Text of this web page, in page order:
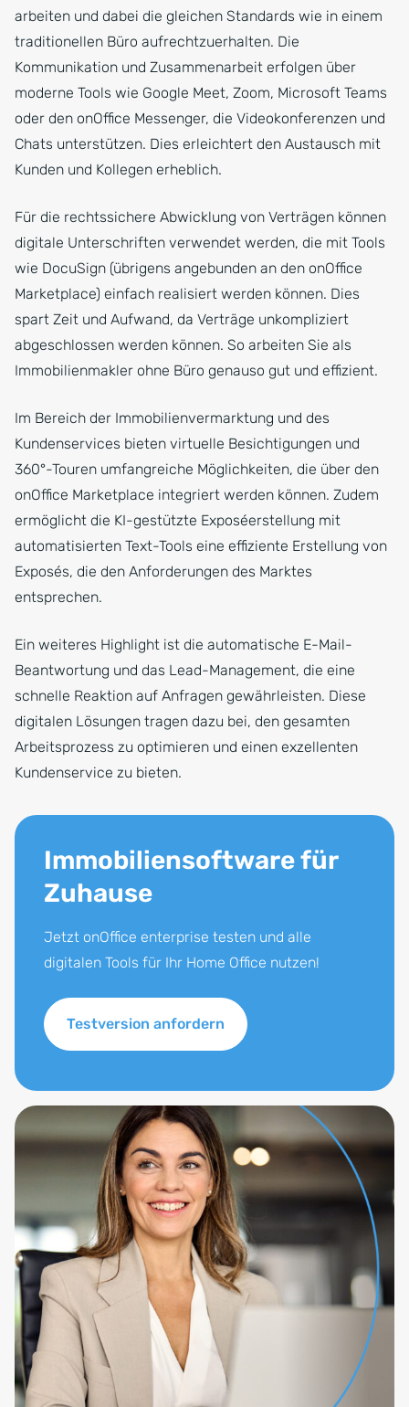
arbeiten und dabei die gleichen Standards wie in einem
traditionellen Büro aufrechtzuerhalten. Die
Kommunikation und Zusammenarbeit erfolgen über
moderne Tools wie Google Meet, Zoom, Microsoft Teams
oder den onOffice Messenger, die Videokonferenzen und
Chats unterstützen. Dies erleichtert den Austausch mit
Kunden und Kollegen erheblich.
Für die rechtssichere Abwicklung von Verträgen können
digitale Unterschriften verwendet werden, die mit Tools
wie DocuSign (übrigens angebunden an den onOffice
Marketplace) einfach realisiert werden können. Dies
spart Zeit und Aufwand, da Verträge unkompliziert
abgeschlossen werden können. So arbeiten Sie als
Immobilienmakler ohne Büro genauso gut und effizient.
Im Bereich der Immobilienvermarktung und des
Kundenservices bieten virtuelle Besichtigungen und
360°-Touren umfangreiche Möglichkeiten, die über den
onOffice Marketplace integriert werden können. Zudem
ermöglicht die KI-gestützte Exposéerstellung mit
automatisierten Text-Tools eine effiziente Erstellung von
Exposés, die den Anforderungen des Marktes
entsprechen.
Ein weiteres Highlight ist die automatische E-Mail-
Beantwortung und das Lead-Management, die eine
schnelle Reaktion auf Anfragen gewährleisten. Diese
digitalen Lösungen tragen dazu bei, den gesamten
Arbeitsprozess zu optimieren und einen exzellenten
Kundenservice zu bieten.
Immobiliensoftware für
Zuhause
Jetzt onOffice enterprise testen und alle
digitalen Tools für Ihr Home Office nutzen!
Testversion anfordern